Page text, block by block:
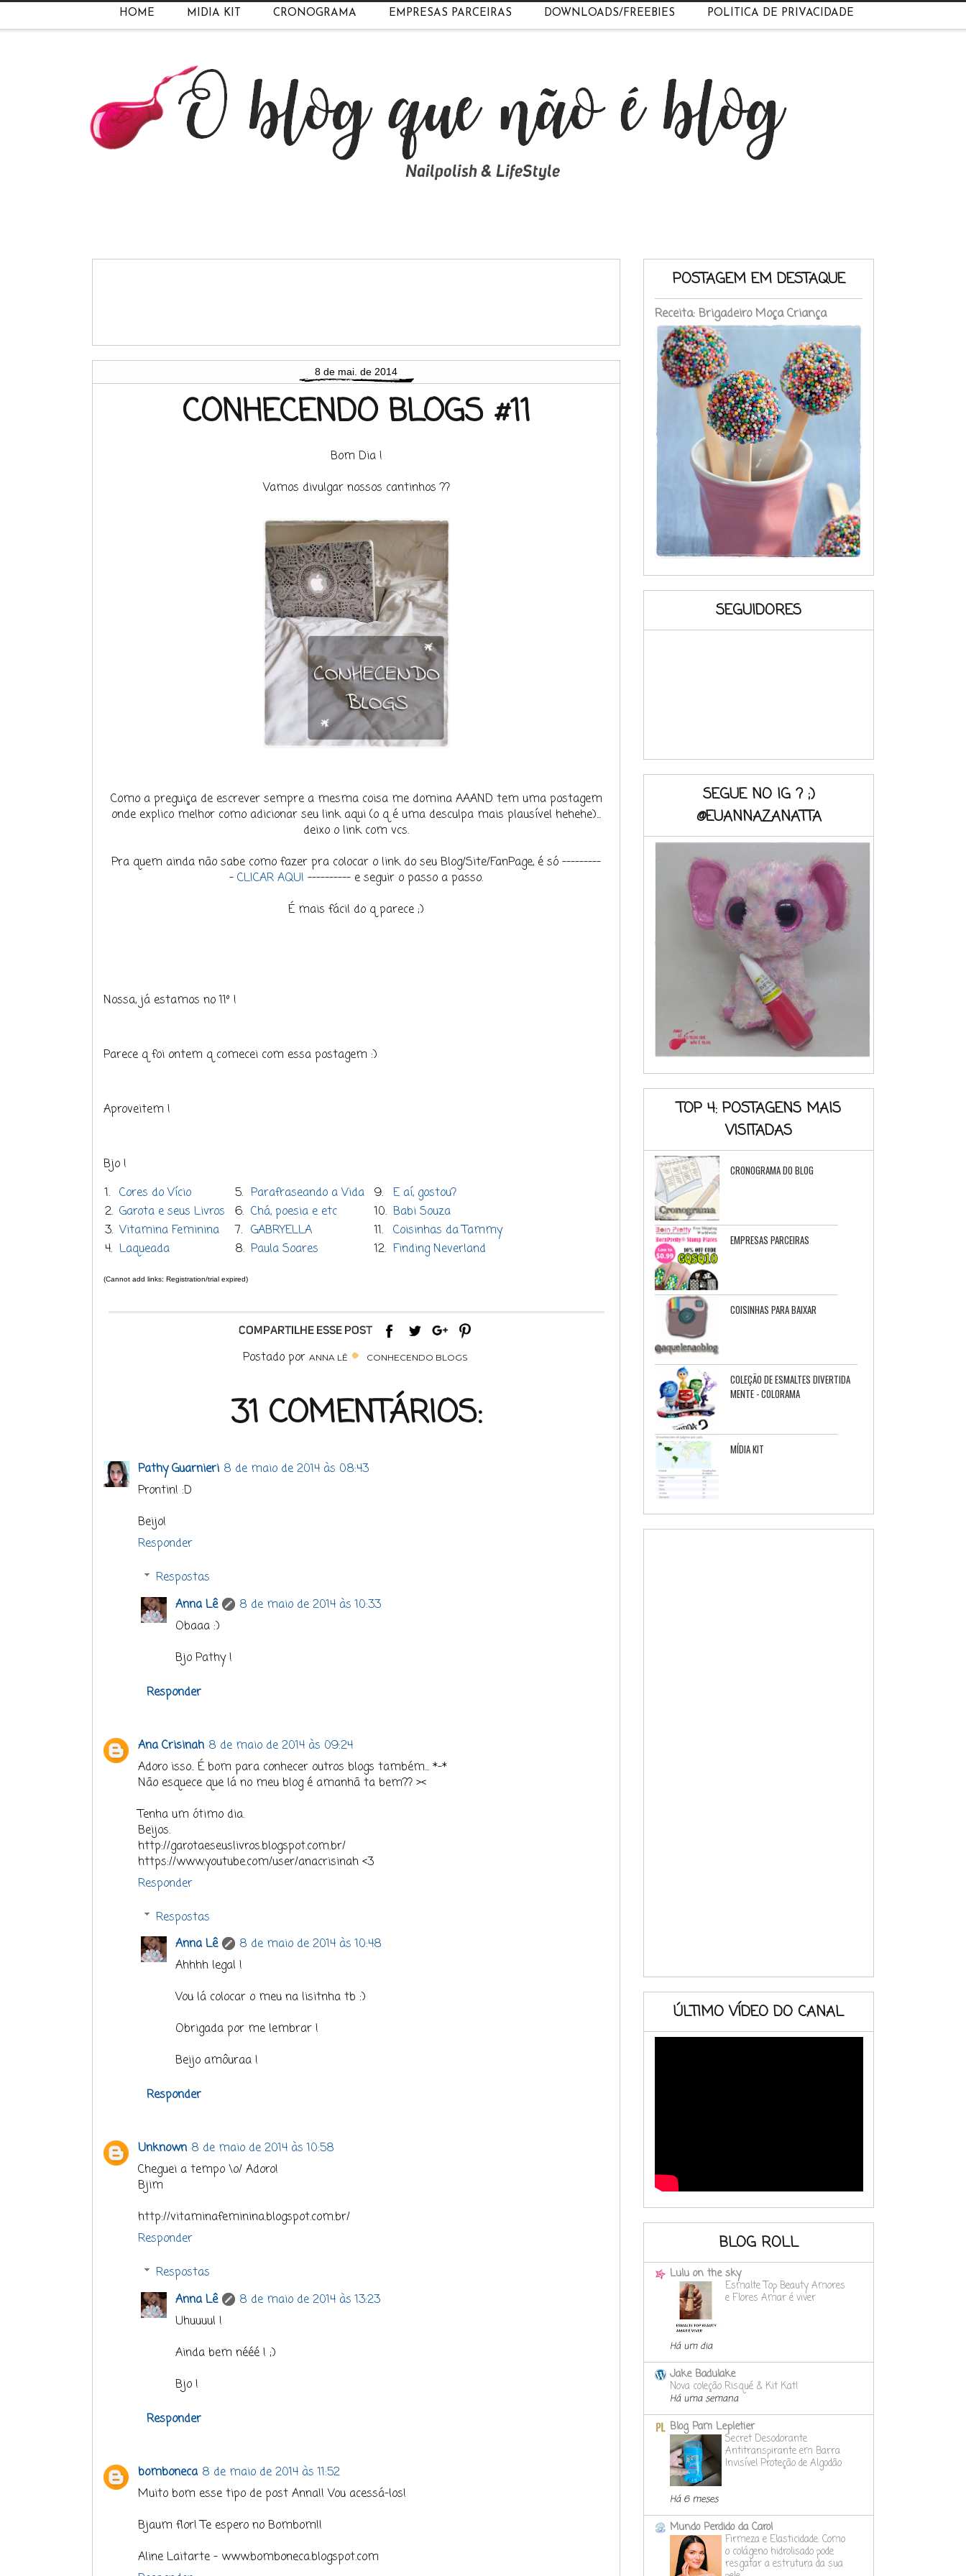
HOME MIDIA KIT CRONOGRAMA EMPRESAS PARCEIRAS DOWNLOADS/FREEBIES POLÍTICA DE PRIVACIDADE
8 de mai. de 2014
CONHECENDO BLOGS #11
Bom Dia !
Vamos divulgar nossos cantinhos ??
Como a preguiça de escrever sempre a mesma coisa me domina AAAND tem uma postagem
onde explico melhor como adicionar seu link aqui (o q é uma desculpa mais plausível hehehe)...
deixo o link com vcs.
Pra quem ainda não sabe como fazer pra colocar o link do seu Blog/Site/FanPage, é só ---------
- CLICAR AQUI ---------- e seguir o passo a passo.
É mais fácil do q parece ;)
Nossa, já estamos no 11º !
Parece q foi ontem q comecei com essa postagem :)
Aproveitem !
Bjo !
1. Cores do Vício 5. Parafraseando a Vida 9. E aí, gostou?
2. Garota e seus Livros 6. Chá, poesia e etc 10. Babi Souza
3. Vitamina Feminina 7. GABRYELLA 11. Coisinhas da Tammy
4. Laqueada 8. Paula Soares 12. Finding Neverland
(Cannot add links: Registration/trial expired)
Postado por ANNA LÊ CONHECENDO BLOGS
31 COMENTÁRIOS:
Pathy Guarnieri 8 de maio de 2014 às 08:43
Prontin! :D
Beijo!
Responder
Respostas
Anna Lê
8 de maio de 2014 às 10:33
Obaaa :)
Bjo Pathy !
Responder
Ana Crisinah 8 de maio de 2014 às 09:24
Adoro isso.. É bom para conhecer outros blogs também... *-*
Não esquece que lá no meu blog é amanhã ta bem?? ><
Tenha um ótimo dia.
Beijos.
http://garotaeseuslivros.blogspot.com.br/
https://www.youtube.com/user/anacrisinah <3
Responder
Respostas
Anna Lê
8 de maio de 2014 às 10:48
Ahhhh legal !
Vou lá colocar o meu na lisitnha tb :)
Obrigada por me lembrar !
Beijo amôuraa !
Responder
Unknown 8 de maio de 2014 às 10:58
Cheguei a tempo \o/ Adoro!
Bjim
http://vitaminafeminina.blogspot.com.br/
Responder
Respostas
Anna Lê
8 de maio de 2014 às 13:23
Uhuuuul !
Ainda bem nééé ! ;)
Bjo !
Responder
bomboneca 8 de maio de 2014 às 11:52
Muito bom esse tipo de post Anna!! Vou acessá-los!
Bjaum flor! Te espero no Bombom!!
Aline Laitarte - www.bomboneca.blogspot.com
POSTAGEM EM DESTAQUE
Receita: Brigadeiro Moça Criança
SEGUIDORES
SEGUE NO IG ? ;)
@EUANNAZANATTA
TOP 4: POSTAGENS MAIS
VISITADAS
CRONOGRAMA DO BLOG
EMPRESAS PARCEIRAS
COISINHAS PARA BAIXAR
COLEÇÃO DE ESMALTES DIVERTIDA
MENTE - COLORAMA
MÍDIA KIT
ÚLTIMO VÍDEO DO CANAL
BLOG ROLL
Lulu on the sky
Esmalte Top Beauty Amores
e Flores Amar é viver
Há um dia
Jake Badulake
Nova coleção Risqué & Kit Kat!
Há uma semana
Blog Pam Lepletier
Secret Desodorante
Antitranspirante em Barra
Invisível Proteção de Algodão
Há 6 meses
Mundo Perdido da Carol
Firmeza e Elasticidade: Como
o colágeno hidrolisado pode
resgatar a estrutura da sua